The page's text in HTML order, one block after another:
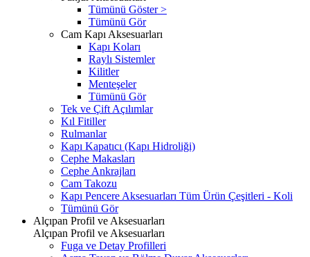
Tümünü Göster >
Tümünü Gör
Cam Kapı Aksesuarları
Kapı Koları
Raylı Sistemler
Kilitler
Menteşeler
Tümünü Gör
Tek ve Çift Açılımlar
Kıl Fitiller
Rulmanlar
Kapı Kapatıcı (Kapı Hidroliği)
Cephe Makasları
Cephe Ankrajları
Cam Takozu
Kapı Pencere Aksesuarları Tüm Ürün Çeşitleri - Koli
Tümünü Gör
Alçıpan Profil ve Aksesuarları
Alçıpan Profil ve Aksesuarları
Fuga ve Detay Profilleri